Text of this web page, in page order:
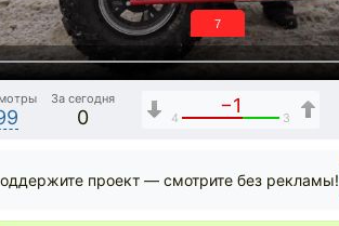
6
За сегодня
0
−1
4 3
проект — смотрите без рекламы!